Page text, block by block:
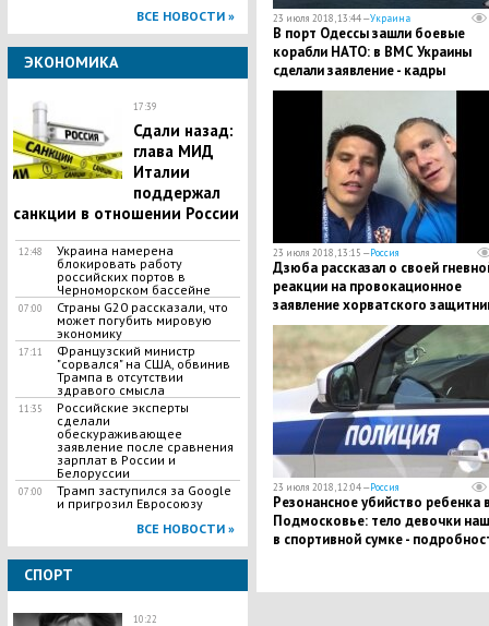
ВСЕ НОВОСТИ »
ЭКОНОМИКА
17:39
Сдали назад:
глава МИД
Италии
поддержал
санкции в отношении России
12:48
Украина намерена
блокировать работу
российских портов в
Черноморском бассейне
07:00
Страны G20 рассказали, что
может погубить мировую
экономику
17:11
Французский министр
"сорвался" на США, обвинив
Трампа в отсутствии
здравого смысла
11:35
Российские эксперты
сделали
обескураживающее
заявление после сравнения
зарплат в России и
Белоруссии
07:00
Трамп заступился за Google
и пригрозил Евросоюзу
ВСЕ НОВОСТИ »
СПОРТ
10:22
23 июля 2018, 13:44 —Украина
В порт Одессы зашли боевые
корабли НАТО: в ВМС Украины
сделали заявление - кадры
23 июля 2018, 13:15 —Россия
Дзюба рассказал о своей
реакции на провокационное
заявление хорватского
Виды - подробности
23 июля 2018, 12:04 —Россия
Резонансное убийство ребенка
Подмосковье: тело девочки
в спортивной сумке -